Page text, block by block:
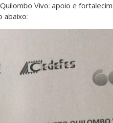
Vivo: apoio e
abaixo: